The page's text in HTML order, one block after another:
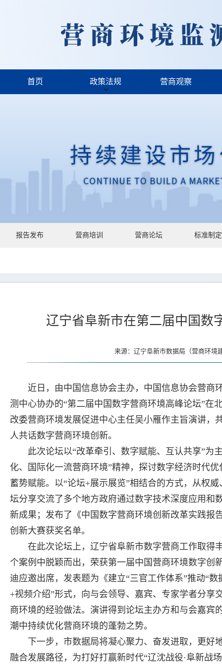
首页 政策法规 营商观察
报告发布 营商培训 营商论坛 标准制定
辽宁省阜新市在第二届中国数
来源：辽宁阜新市数据局（营商环
近日，由中国信息协会主办，中国信息协会营商
测中心协办的“第二届中国数字营商环境高峰论坛”
改委营商环境发展促进中心主任吴小雁作主旨演讲，
人共话数字营商环境创新。
此次论坛以“改革牵引、数字赋能、互认共享”为
化、国际化一流营商环境”精神，探讨数字经济时代
蓄势赋能。以“论坛+展示展览”相结合的方式，从权
坛分享交流了多个地方政府通过数字技术深度应用和
新成果；发布了《中国数字营商环境创新改革实践报
创新大赛获奖名单。
在此次论坛上，辽宁省阜新市数字营商工作取得
个案例中脱颖而出，荣获第一届中国营商环境数字创
迪应邀出席，发表题为《建立“三官工作体系”推动“
+视频介绍”形式，向与会领导、嘉宾、专家学者分享
商环境的经验做法。演讲得到论坛主办方和与会嘉宾
潮中持续优化营商环境的蓬勃之势。
下一步，市数据局将凝心聚力、奋发进取，更
融合发展路径，为打好打赢新时代“辽沈战役·阜新战